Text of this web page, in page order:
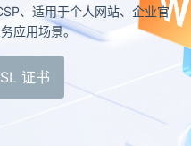
、适用于个人网站、企业官
应用场景。
证书